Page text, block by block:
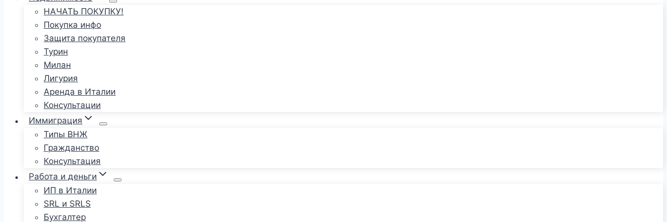
НАЧАТЬ ПОКУПКУ!
Покупка инфо
Защита покупателя
Турин
Милан
Лигурия
Аренда в Италии
Консультации
Иммиграция
Типы ВНЖ
Гражданство
Консультация
Работа и деньги
ИП в Италии
SRL и SRLS
Бухгалтер